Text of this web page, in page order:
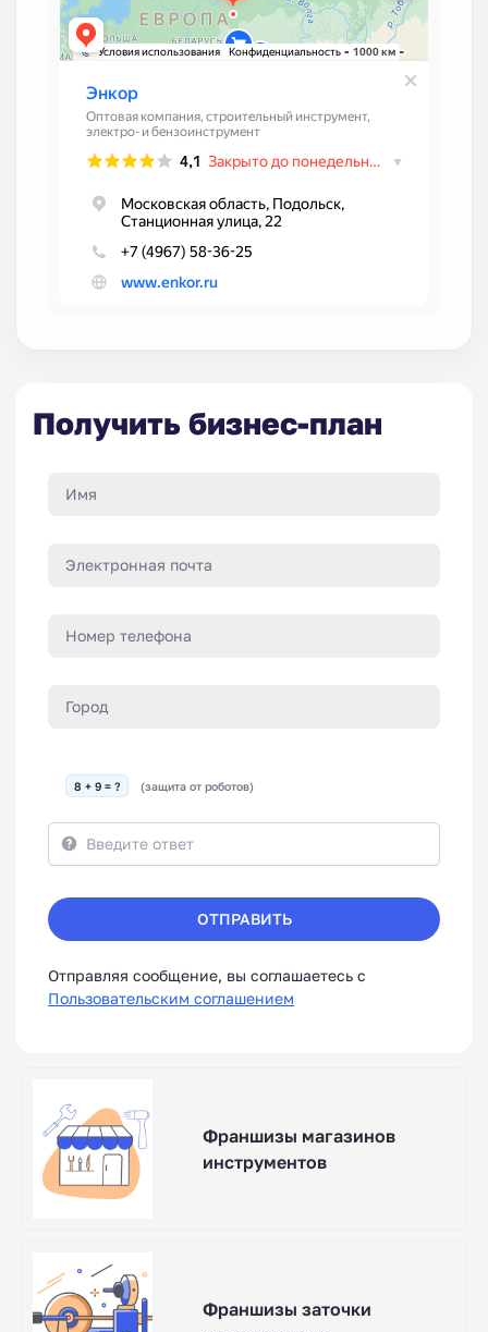
Получить бизнес-план
8 + 9 = ? (защита от роботов)
ОТПРАВИТЬ
Отправляя сообщение, вы соглашаетесь с
Пользовательским соглашением
Франшизы магазинов
инструментов
Франшизы заточки